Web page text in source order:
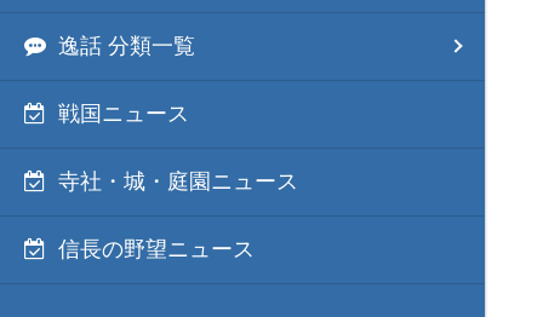
逸話 分類一覧
戦国ニュース
寺社・城・庭園ニュース
信長の野望ニュース